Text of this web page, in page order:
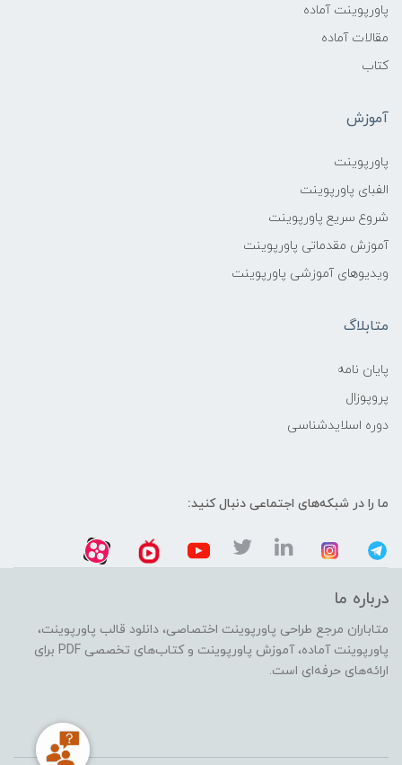
پاورپوینت آماده
مقالات آماده
کتاب
آموزش
پاورپوینت
الفبای پاورپوینت
شروع سریع پاورپوینت
آموزش مقدماتی پاورپوینت
ویدیوهای آموزشی پاورپوینت
متابلاگ
پایان نامه
پروپوزال
دوره اسلایدشناسی
ما را در شبکه‌های اجتماعی دنبال کنید:
درباره ما
متاباران مرجع طراحی پاورپوینت اختصاصی، دانلود قالب پاورپوینت،
پاورپوینت آماده، آموزش پاورپوینت و کتاب‌های تخصصی PDF برای
ارائه‌های حرفه‌ای است.